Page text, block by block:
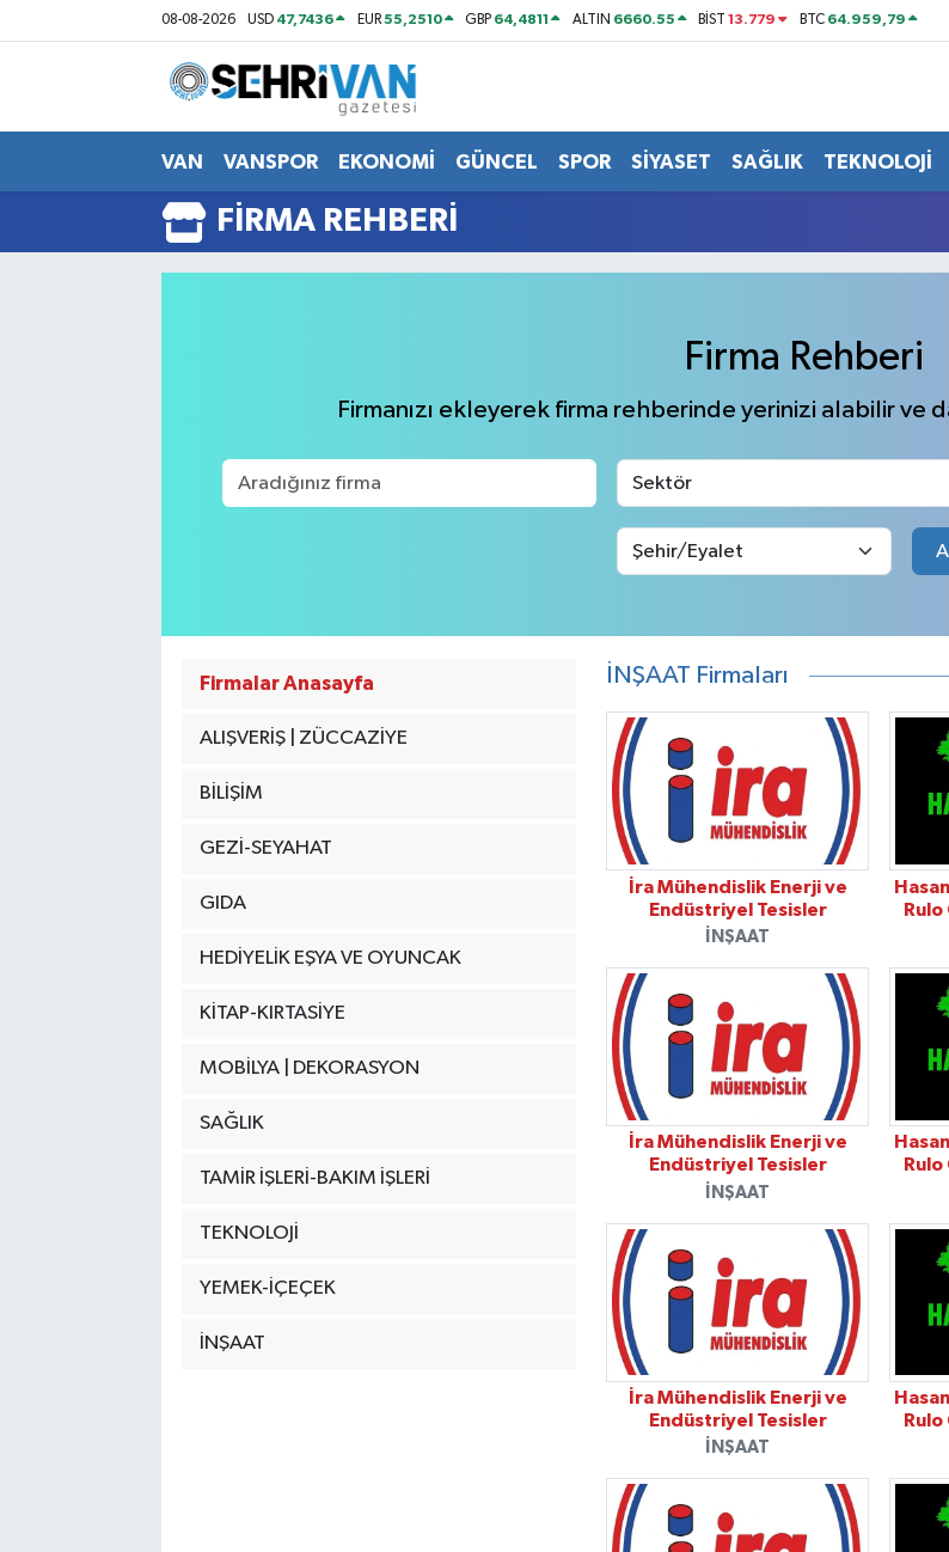
08-08-2026 USD 47,7436 EUR55,2510 GBP 64,4811 ALTIN 6660.55 BİST13.779 BTC 64.959,79
VAN VANSPOR EKONOMİ GÜNCEL SPOR SİYASET SAĞLIK TEKNOLOJİ
FIRMA REHBERI
Firma Rehberi
Firmanızı ekleyerek firma rehberinde yerinizi alabilir ve
Firmalar Anasayfa
ALIŞVERİŞ | ZÜCCAZİYE
BİLİŞİM
GEZİ-SEYAHAT
GIDA
HEDİYELİK EŞYA VE OYUNCAK
KİTAP-KIRTASİYE
MOBİLYA | DEKORASYON
SAĞLIK
TAMİR İŞLERİ-BAKIM İŞLERİ
TEKNOLOJİ
YEMEK-İÇEÇEK
İNŞAAT
İNŞAAT Firmaları
İra Mühendislik Enerji ve
Endüstriyel Tesisler
İNŞAAT
Rulo
İra Mühendislik Enerji ve
Endüstriyel Tesisler
İNŞAAT
İra Mühendislik Enerji ve
Endüstriyel Tesisler
İNŞAAT
Van Nöbetçi Eczaneler
Van Hava Durumu
VAN Namaz Vakitleri
Van Trafik Yoğunluk Haritası
Son Dakika Haberleri